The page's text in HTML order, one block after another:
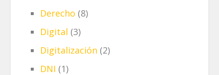
Derecho (8)
Digital (3)
Digitalización (2)
DNI (1)